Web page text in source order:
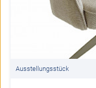
Ausstellungsstück